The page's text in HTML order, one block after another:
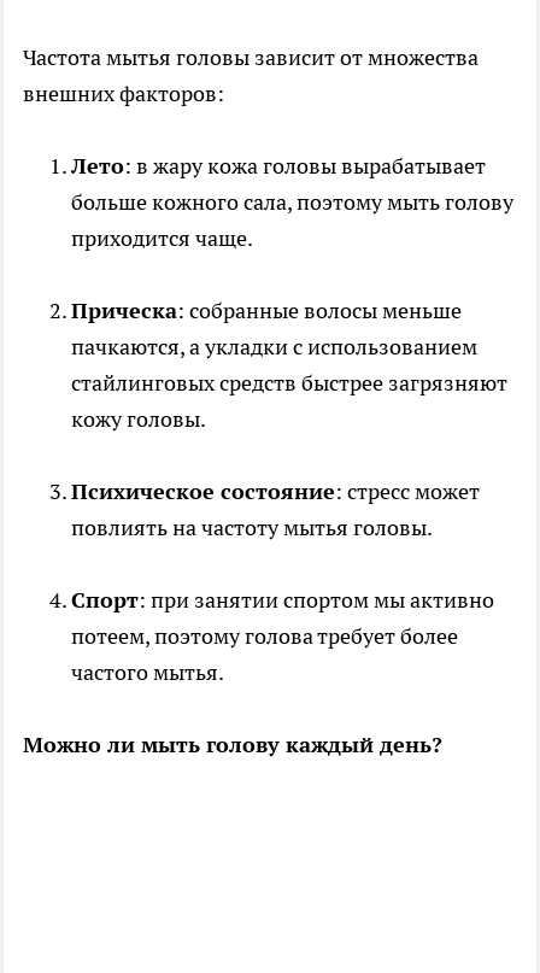
Частота мытья головы зависит от множества
внешних факторов:
Лето: в жару кожа головы вырабатывает
больше кожного сала, поэтому мыть голову
приходится чаще.
Прическа: собранные волосы меньше
пачкаются, а укладки с использованием
стайлинговых средств быстрее загрязняют
кожу головы.
Психическое состояние: стресс может
повлиять на частоту мытья головы.
Спорт: при занятии спортом мы активно
потеем, поэтому голова требует более
частого мытья.
Можно ли мыть голову каждый день?